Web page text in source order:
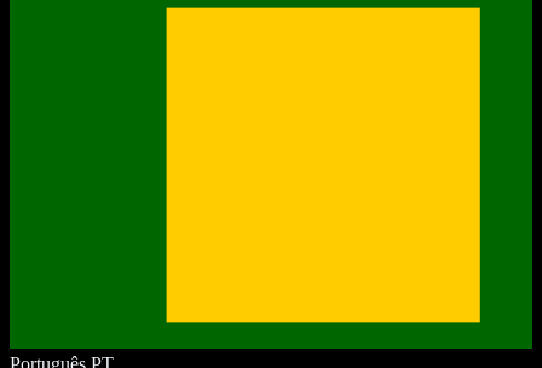
Português PT